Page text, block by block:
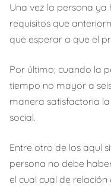
Una vez la persona
requisitos que
que esperar a que el
Por último; cuando la
tiempo no mayor a
manera satisfactoria
social.
Entre otro de los aquí
persona no debe
el cual cual de